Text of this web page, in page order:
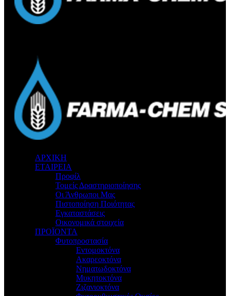
ΑΡΧΙΚΗ
ΕΤΑΙΡΕΙΑ
Προφίλ
Τομείς Δραστηριοποίησης
Οι Άνθρωποι Μας
Πιστοποίηση Ποιότητας
Εγκαταστάσεις
Οικονομικά στοιχεία
ΠΡΟΪΟΝΤΑ
Φυτοπροστασία
Εντομοκτόνα
Ακαρεοκτόνα
Νηματωδοκτόνα
Μυκητοκτόνα
Ζιζανιοκτόνα